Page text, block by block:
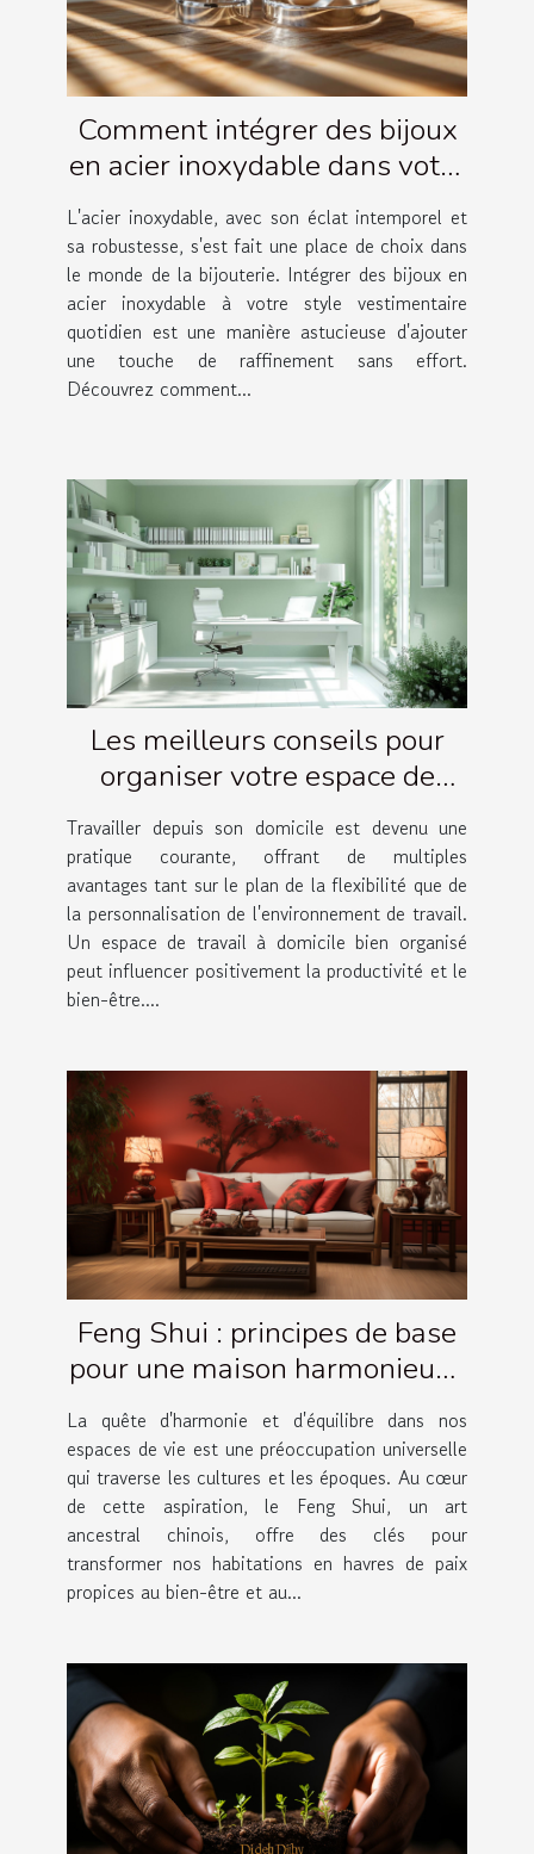
Comment intégrer des bijoux
en acier inoxydable dans votre
garde-robe quotidienne
L'acier inoxydable, avec son éclat intemporel et
sa robustesse, s'est fait une place de choix dans
le monde de la bijouterie. Intégrer des bijoux en
acier inoxydable à votre style vestimentaire
quotidien est une manière astucieuse d'ajouter
une touche de raffinement sans effort.
Découvrez comment...
Les meilleurs conseils pour
organiser votre espace de
travail à domicile
Travailler depuis son domicile est devenu une
pratique courante, offrant de multiples
avantages tant sur le plan de la flexibilité que de
la personnalisation de l'environnement de travail.
Un espace de travail à domicile bien organisé
peut influencer positivement la productivité et le
bien-être....
Feng Shui : principes de base
pour une maison harmonieuse
et équilibrée
La quête d'harmonie et d'équilibre dans nos
espaces de vie est une préoccupation universelle
qui traverse les cultures et les époques. Au cœur
de cette aspiration, le Feng Shui, un art
ancestral chinois, offre des clés pour
transformer nos habitations en havres de paix
propices au bien-être et au...